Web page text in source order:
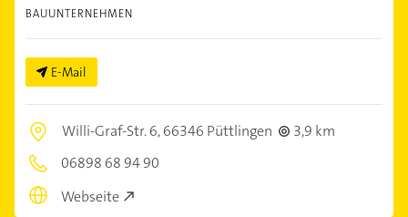
BAUUNTERNEHMEN
E-Mail
Willi-Graf-Str. 6,66346 Püttlingen
3,9 km
06898 68 94 90
Webseite